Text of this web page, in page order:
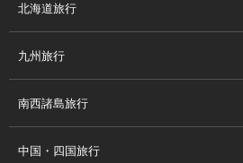
北海道旅行
九州旅行
南西諸島旅行
中国・四国旅行